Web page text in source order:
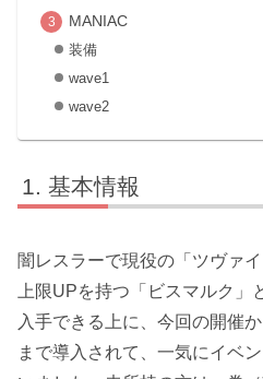
MANIAC
装備
wave1
wave2
基本情報
闇レスラーで現役の「 ツヴァ
上限UPを持つ「 ビスマルク 」
入手できる上に、今回の開催
まで導入されて、一気にイベ